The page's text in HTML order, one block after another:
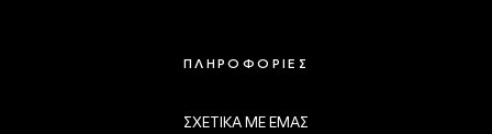
ΠΛΗΡΟΦΟΡΙΕΣ
ΣΧΕΤΙΚΑ ΜΕ ΕΜΑΣ